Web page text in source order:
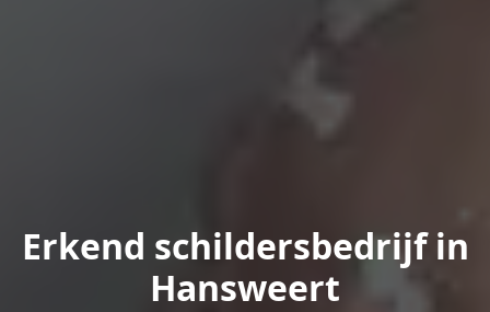
Erkend schildersbedrijf in
Hansweert